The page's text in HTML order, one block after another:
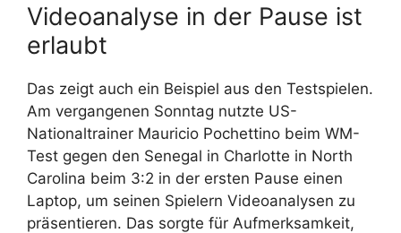
Videoanalyse in der Pause ist
erlaubt
Das zeigt auch ein Beispiel aus den Testspielen.
Am vergangenen Sonntag nutzte US-
Nationaltrainer Mauricio Pochettino beim WM-
Test gegen den Senegal in Charlotte in North
Carolina beim 3:2 in der ersten Pause einen
Laptop, um seinen Spielern Videoanalysen zu
präsentieren. Das sorgte für Aufmerksamkeit,